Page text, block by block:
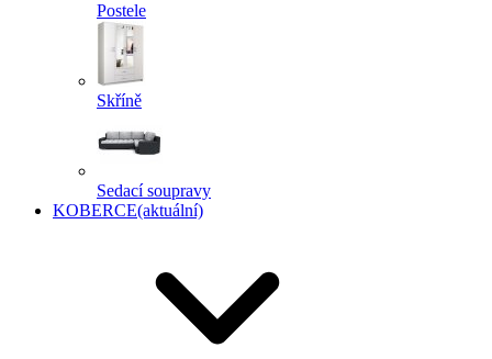
Postele
Skříně
Sedací soupravy
KOBERCE(aktuální)